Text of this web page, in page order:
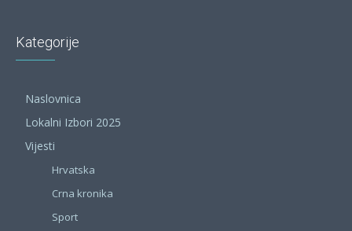
Kategorije
Naslovnica
Lokalni Izbori 2025
Vijesti
Hrvatska
Crna kronika
Sport